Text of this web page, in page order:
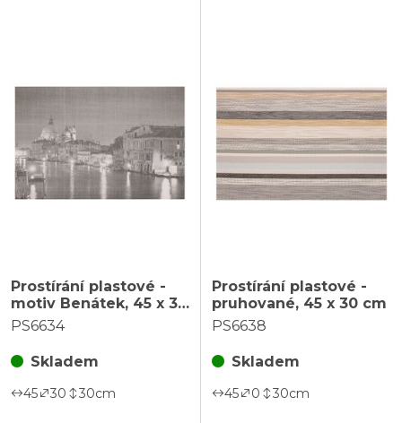
Prostírání plastové -
motiv Benátek, 45 x 30
cm
PS6634
Skladem
45 30 30cm
Prostírání plastové -
pruhované, 45 x 30 cm
PS6638
Skladem
45 0 30cm